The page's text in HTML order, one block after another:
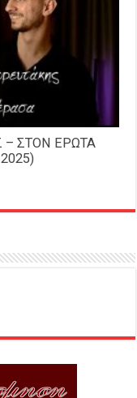
– ΣΤΟΝ ΕΡΩΤΑ